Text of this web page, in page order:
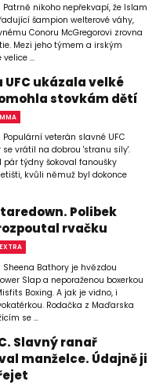
Patrně nikoho nepřekvapí, že Islam
šampion welterové váhy,
Conoru McGregorovi zrovna
Mezi jeho týmem a irským
...
UFC ukázala velké
stovkám dětí
MMA
Populární veterán slavné UFC
se vrátil na dobrou 'stranu síly'.
pár týdny šokoval fanoušky
kvůli němuž byl dokonce
Polibek
rvačku
EXTRA
Sheena Bathory je hvězdou
Slap a neporaženou boxerkou
Boxing. A jak je vidno, i
Rodačka z Maďarska
se ...
Slavný ranař
manželce. Údajně ji